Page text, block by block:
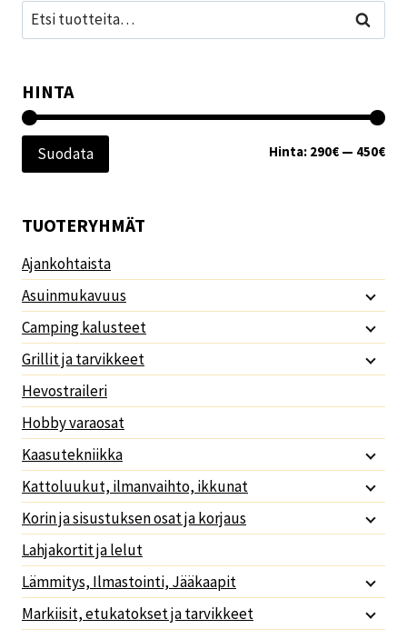
Etsi: Haku
HINTA
Suodata Hinta: 290€ — 450€
TUOTERYHMÄT
Ajankohtaista
Asuinmukavuus
Camping kalusteet
Grillit ja tarvikkeet
Hevostraileri
Hobby varaosat
Kaasutekniikka
Kattoluukut, ilmanvaihto, ikkunat
Korin ja sisustuksen osat ja korjaus
Lahjakortit ja lelut
Lämmitys, Ilmastointi, Jääkaapit
Markiisit, etukatokset ja tarvikkeet